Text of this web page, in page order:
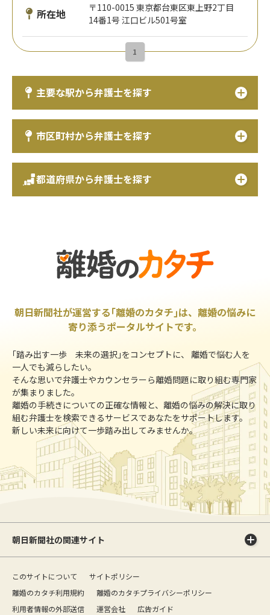
所在地
〒110-0015 東京都台東区東上野2丁目
14番1号 江口ビル501号室
1
主要な駅から弁護士を探す
市区町村から弁護士を探す
都道府県から弁護士を探す
朝日新聞社が運営する｢離婚のカタチ｣は、離婚の悩みに
寄り添うポータルサイトです。
｢踏み出す一歩 未来の選択｣をコンセプトに、 離婚で悩む人を
一人でも減らしたい。
そんな思いで弁護士やカウンセラーら離婚問題に取り組む専門家
が集まりました。
離婚の手続きについての正確な情報と、離婚の悩みの解決に取り
組む弁護士を検索できるサービスであなたをサポートします。
新しい未来に向けて一歩踏み出してみませんか。
朝日新聞社の関連サイト
このサイトについて
サイトポリシー
離婚のカタチ利用規約
離婚のカタチプライバシーポリシー
利用者情報の外部送信
運営会社 広告ガイド